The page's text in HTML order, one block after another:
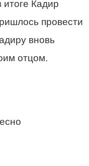
Кадир
провести
вновь
отцом.